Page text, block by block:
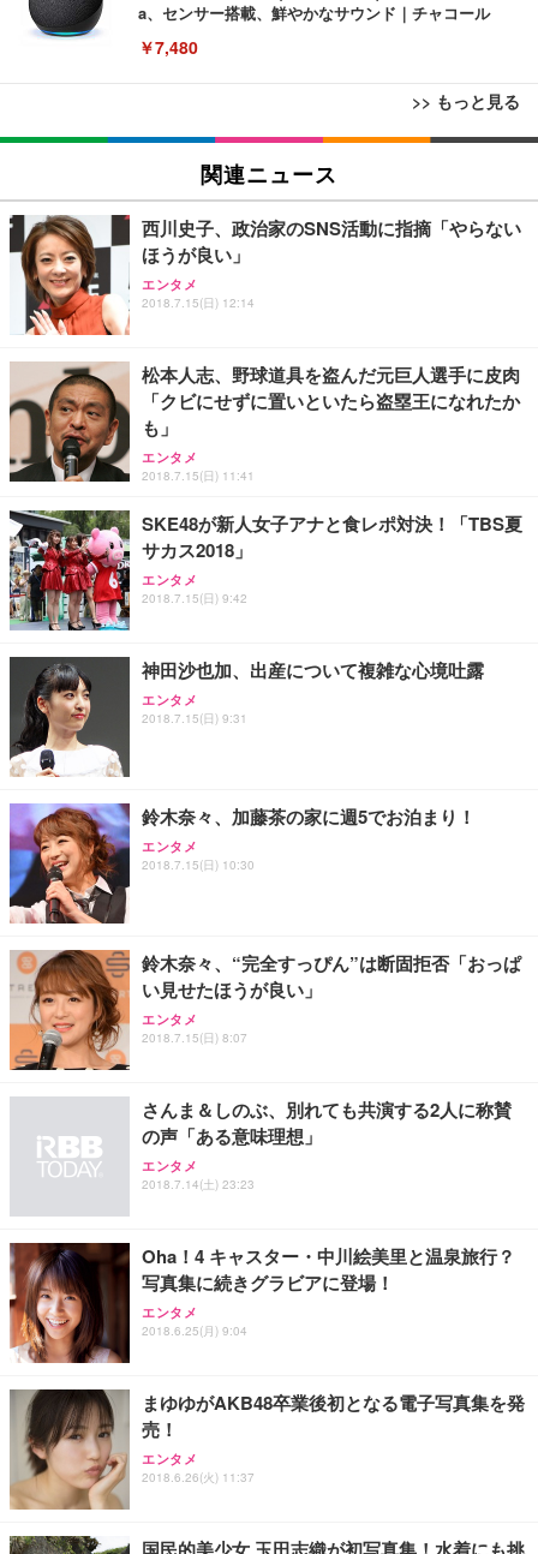
a、センサー搭載、鮮やかなサウンド｜チャコール
￥7,480
>> もっと見る
[EdoErgo] オフィスチェア 椅子 テレワーク 疲れな
い 跳ね上げ式アームレスト コンパクト 約105度ロッ
キング pc 事務椅子 360度回転 座面昇降 強化ナイロ
ン樹脂ベース 通気性メッシュ 在宅ワーク H-WY01
(黒網+黒枠+黒足)
￥5,699
SIHOO B100 オフィスチェア／デスクチェア メッシ
Sezlife オフィスチェア デスクチェア 疲れない テレ
ワーク チェア 強化バックレスト 30度ロッキング機
能 人間工学 椅子 腰サポート 90度跳ね上げ式アーム
ョン PCチェア 通気性メッシュ ゲーミング/勉強/事
務用 おしゃれ パソコンチェア (ブラック)
Sezlife オフィスチェア デスクチェア 疲れない テレ
ワーク チェア 強化バックレスト 30度ロッキング機
ョン PCチェア 通気性メッシュ ゲーミング/勉強/事
務用 おしゃれ パソコンチェア (ホワイト)
ANDWINT オフィスチェア デスクチェア 肘なし メ
ッシュ 通気性 ランバーサポート付き 腰サポート ガ
EIZO ビジネス向けプレミアムモニター | FlexScan
EV3240X-WT | 31.5型4K UHD・USB Type-C・ホワ
￥105,595
EIZO ビジネス向けプレミアムモニター | FlexScan
EV2740X-WT | 27.0型4K UHD・USB Type-C・ホワ
￥109,572
【純正品】27"ゲーミングモニター DualSense 充電
フック付き（CFI-ZDM1J）
【整備済み品】Dell E2724HS 27インチ 液晶モニタ
ー フルHD（1920×1080）VA 非光沢 HDMI/DisplayP
【MiniLED/24.5inch/280Hz/FHD】GRAPHT THE S
HOOTER Gaming Monitor 24” Essential ゲーミン
Amazonベーシック ペットシーツ 薄型 レギュラー 1
回使い捨て 無香料 ホワイト 300枚
￥3,373
Amazonベーシック ペットシーツ 厚型 ワイド 42枚
ネオ・ルーライフ ネオ・オムツ L 中型犬用 26枚入
り 単品
Smart Basic(スマートベーシック) 【Amazon.co.jp
限定】 Smart Basic アイリスオーヤマ ペットシーツ
アイリスオーヤマ ペットシーツ 超厚型 お徳用 レギ
関連ニュース
西川史子、政治家のSNS活動に指摘「やらない
ほうが良い」
エンタメ
2018.7.15(日) 12:14
松本人志、野球道具を盗んだ元巨人選手に皮肉
「クビにせずに置いといたら盗塁王になれたか
も」
エンタメ
2018.7.15(日) 11:41
SKE48が新人女子アナと食レポ対決！「TBS夏
サカス2018」
エンタメ
2018.7.15(日) 9:42
神田沙也加、出産について複雑な心境吐露
エンタメ
2018.7.15(日) 9:31
鈴木奈々、加藤茶の家に週5でお泊まり！
エンタメ
2018.7.15(日) 10:30
鈴木奈々、“完全すっぴん”は断固拒否「おっぱ
い見せたほうが良い」
エンタメ
2018.7.15(日) 8:07
さんま＆しのぶ、別れても共演する2人に称賛
の声「ある意味理想」
エンタメ
2018.7.14(土) 23:23
Oha！4 キャスター・中川絵美里と温泉旅行？
写真集に続きグラビアに登場！
エンタメ
2018.6.25(月) 9:04
まゆゆがAKB48卒業後初となる電子写真集を発
売！
エンタメ
2018.6.26(火) 11:37